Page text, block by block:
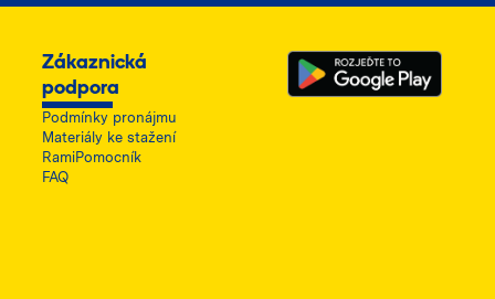
Zákaznická
podpora
Podmínky pronájmu
Materiály ke stažení
RamiPomocník
FAQ